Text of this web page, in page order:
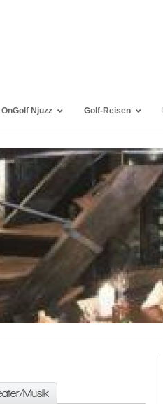
OnGolf Njuzz Golf-Reisen
Musik